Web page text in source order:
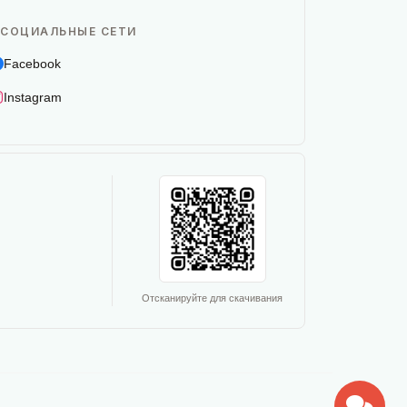
СОЦИАЛЬНЫЕ СЕТИ
Facebook
Instagram
Отсканируйте для скачивания